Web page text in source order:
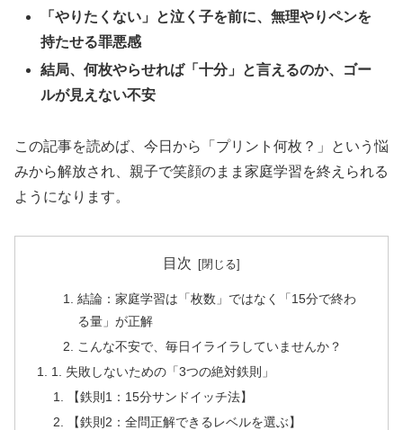
「やりたくない」と泣く子を前に、無理やりペンを
持たせる罪悪感
結局、何枚やらせれば「十分」と言えるのか、ゴー
ルが見えない不安
この記事を読めば、今日から「プリント何枚？」という悩
みから解放され、親子で笑顔のまま家庭学習を終えられる
ようになります。
目次
結論：家庭学習は「枚数」ではなく「15分で終わ
る量」が正解
こんな不安で、毎日イライラしていませんか？
1. 失敗しないための「3つの絶対鉄則」
【鉄則1：15分サンドイッチ法】
【鉄則2：全問正解できるレベルを選ぶ】